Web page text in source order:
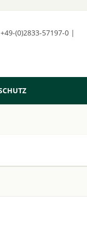
(0)2833-57197-0 |